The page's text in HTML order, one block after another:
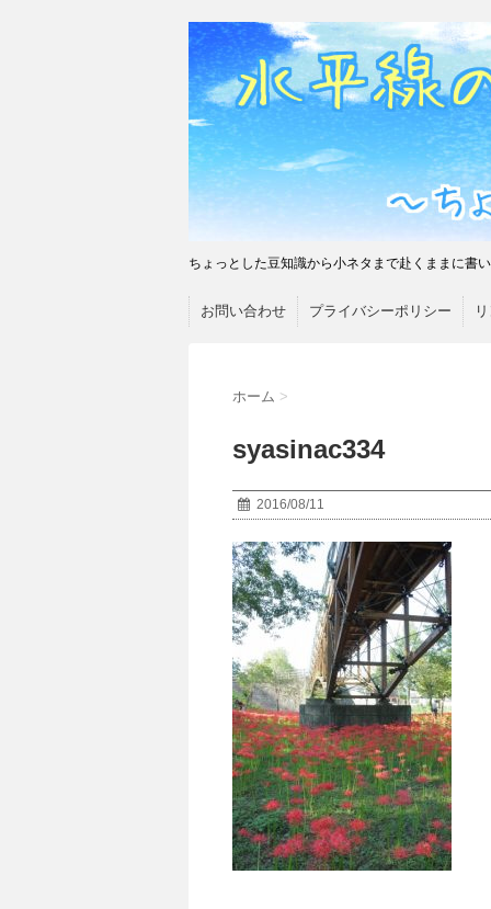
ちょっとした豆知識から小ネタまで赴くままに書
お問い合わせ プライバシーポリシー
ホーム >
syasinac334
2016/08/11